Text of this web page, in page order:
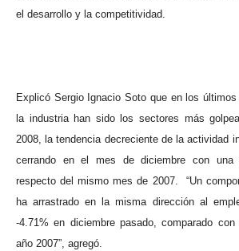
el desarrollo y la competitividad.
Explicó Sergio Ignacio Soto que en los
la industria han sido los sectores más
2008, la tendencia decreciente de la actividad
cerrando en el mes de diciembre con una
respecto del mismo mes de 2007.
“Un
ha arrastrado en la misma dirección al
-4.71% en diciembre pasado, comparado
año 2007”, agregó.